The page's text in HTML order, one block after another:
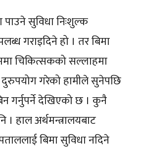
पाउने सुविधा निःशुल्क
गराइदिने हो । तर बिमा
चिकित्सकको सल्लाहमा
दुरुपयोग गरेको हामीले सुनेपछि
गर्नुपर्ने देखिएको छ । कुनै
। हाल अर्थमन्त्रालयबाट
बिमा सुविधा नदिने